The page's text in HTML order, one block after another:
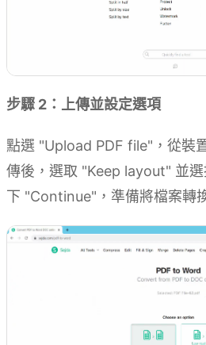
步驟 2：上傳並設定選項
點選 "Upload PDF file"，從裝
傳後，選取 "Keep layout" 並
下 "Continue"，準備將檔案轉